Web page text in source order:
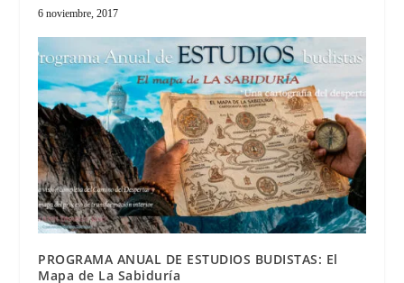
6 noviembre, 2017
PROGRAMA ANUAL DE ESTUDIOS BUDISTAS: El
Mapa de La Sabiduría